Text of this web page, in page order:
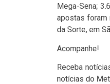
Mega-Sena;
apostas foram
da Sorte, em
Acompanhe!
Receba
notícias do